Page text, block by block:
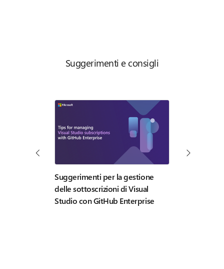
Suggerimenti e consigli
Suggerimenti per la gestione
delle sottoscrizioni di Visual
Studio con GitHub Enterprise
GitHub